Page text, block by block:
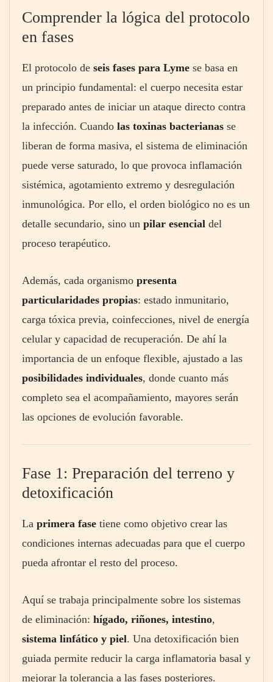
Comprender la lógica del protocolo
en fases
El protocolo de seis fases para Lyme se basa en
un principio fundamental: el cuerpo necesita estar
preparado antes de iniciar un ataque directo contra
la infección. Cuando las toxinas bacterianas se
liberan de forma masiva, el sistema de eliminación
puede verse saturado, lo que provoca inflamación
sistémica, agotamiento extremo y desregulación
inmunológica. Por ello, el orden biológico no es un
detalle secundario, sino un pilar esencial del
proceso terapéutico.
Además, cada organismo presenta
particularidades propias: estado inmunitario,
carga tóxica previa, coinfecciones, nivel de energía
celular y capacidad de recuperación. De ahí la
importancia de un enfoque flexible, ajustado a las
posibilidades individuales, donde cuanto más
completo sea el acompañamiento, mayores serán
las opciones de evolución favorable.
Fase 1: Preparación del terreno y
detoxificación
La primera fase tiene como objetivo crear las
condiciones internas adecuadas para que el cuerpo
pueda afrontar el resto del proceso.
Aquí se trabaja principalmente sobre los sistemas
de eliminación: hígado, riñones, intestino,
sistema linfático y piel. Una detoxificación bien
guiada permite reducir la carga inflamatoria basal y
mejorar la tolerancia a las fases posteriores.